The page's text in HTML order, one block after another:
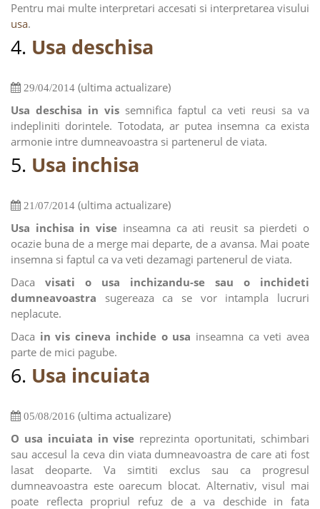
Pentru mai multe interpretari accesati si interpretarea visului
usa.
4. Usa deschisa
29/04/2014 (ultima actualizare)
Usa deschisa in vissemnifica faptul ca veti reusi sa va
indepliniti dorintele. Totodata, ar putea insemna ca exista
armonie intre dumneavoastra si partenerul de viata.
5. Usa inchisa
21/07/2014 (ultima actualizare)
Usa inchisa in vise inseamna ca ati reusit sa pierdeti o
ocazie buna de a merge mai departe, de a avansa. Mai poate
insemna si faptul ca va veti dezamagi partenerul de viata.
Daca visati o usa inchizandu-se sau o inchideti
dumneavoastra sugereaza ca se vor intampla lucruri
neplacute.
Daca in vis cineva inchide o usa inseamna ca veti avea
parte de mici pagube.
6. Usa incuiata
05/08/2016 (ultima actualizare)
O usa incuiata in vise reprezinta oportunitati, schimbari
sau accesul la ceva din viata dumneavoastra de care ati fost
lasat deoparte. Va simtiti exclus sau ca progresul
dumneavoastra este oarecum blocat. Alternativ, visul mai
poate reflecta propriul refuz de a va deschide in fata